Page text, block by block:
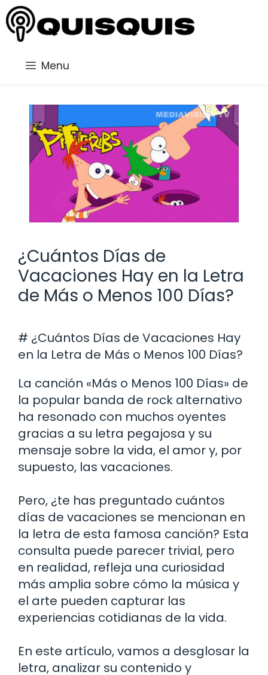
Saltar
al
contenido
Menu
¿Cuántos Días de
Vacaciones Hay en la Letra
de Más o Menos 100 Días?
# ¿Cuántos Días de Vacaciones Hay
en la Letra de Más o Menos 100 Días?
La canción «Más o Menos 100 Días» de
la popular banda de rock alternativo
ha resonado con muchos oyentes
gracias a su letra pegajosa y su
mensaje sobre la vida, el amor y, por
supuesto, las vacaciones.
Pero, ¿te has preguntado cuántos
días de vacaciones se mencionan en
la letra de esta famosa canción? Esta
consulta puede parecer trivial, pero
en realidad, refleja una curiosidad
más amplia sobre cómo la música y
el arte pueden capturar las
experiencias cotidianas de la vida.
En este artículo, vamos a desglosar la
letra, analizar su contenido y